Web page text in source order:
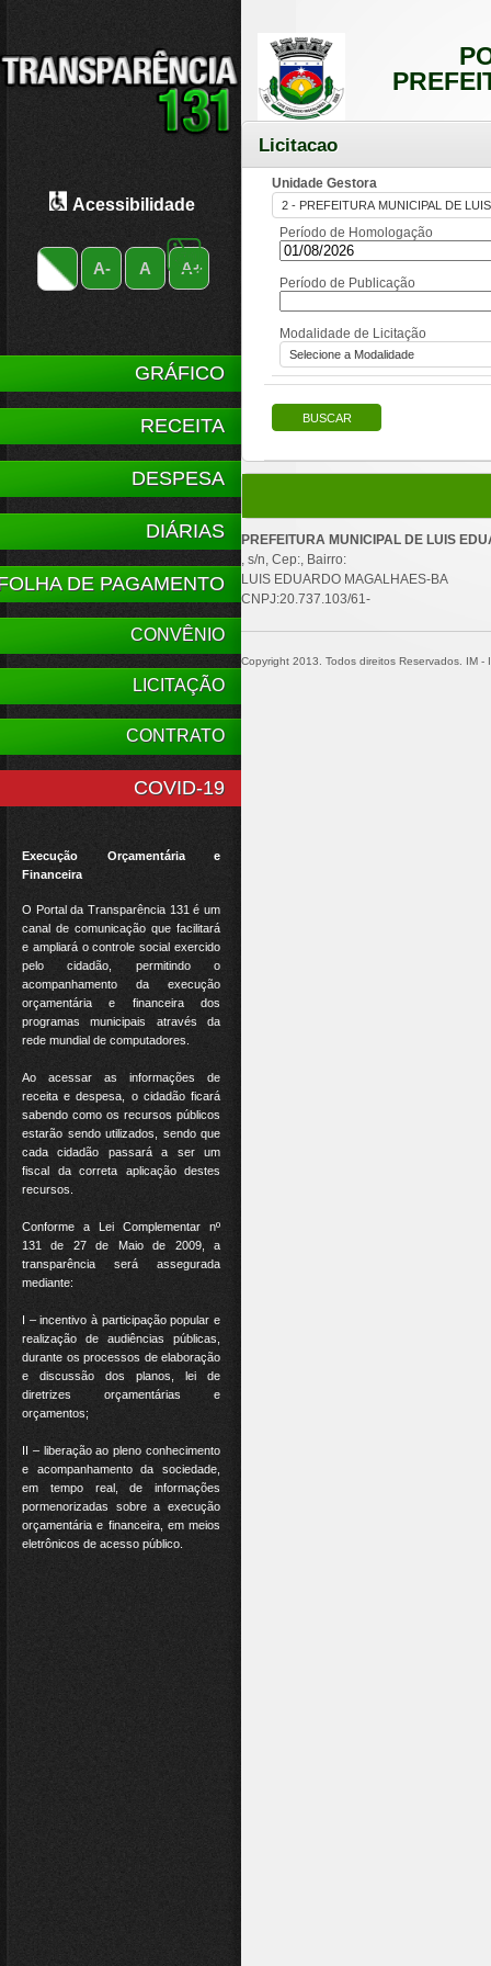
Acessibilidade
A- A A+
GRÁFICO
RECEITA
DESPESA
DIÁRIAS
DE PAGAMENTO
CONVÊNIO
LICITAÇÃO
CONTRATO
COVID-19
Execução Orçamentária e
Financeira
O Portal da Transparência 131 é um
canal de comunicação que facilitará
e ampliará o controle social exercido
pelo cidadão, permitindo o
acompanhamento da execução
orçamentária e financeira dos
programas municipais através da
rede mundial de computadores.
Ao acessar as informações de
receita e despesa, o cidadão ficará
sabendo como os recursos públicos
estarão sendo utilizados, sendo que
cada cidadão passará a ser um
fiscal da correta aplicação destes
recursos.
Conforme a Lei Complementar nº
131 de 27 de Maio de 2009, a
transparência será assegurada
mediante:
I – incentivo à participação popular e
realização de audiências públicas,
durante os processos de elaboração
e discussão dos planos, lei de
diretrizes orçamentárias e
orçamentos;
II – liberação ao pleno conhecimento
e acompanhamento da sociedade,
em tempo real, de informações
pormenorizadas sobre a execução
orçamentária e financeira, em meios
eletrônicos de acesso público.
Licitacao
Unidade Gestora
Período de Homologação
Período de Publicação
Modalidade de Licitação
PREFEITURA MUNICIPAL DE LUIS
, s/n, Cep:, Bairro:
LUIS EDUARDO MAGALHAES-BA
CNPJ:20.737.103/61-
Copyright 2013. Todos direitos Reservados. IM